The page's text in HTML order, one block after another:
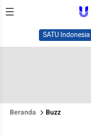
SATU
Beranda Buzz